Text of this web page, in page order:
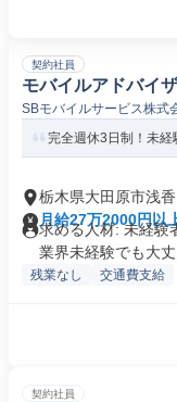
契約社員
モバイルアドバイ
SBモバイルサービス株式
完全週休3日制！未経
栃木県大田原市浅香
月給27万2000円以
求める人材: 未経験
業界未経験でも大丈
残業なし 交通費支給
契約社員